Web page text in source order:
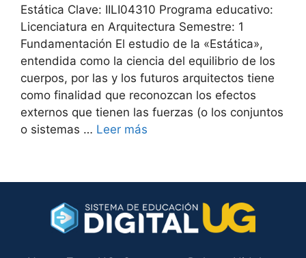
Estática Clave: IILI04310 Programa educativo:
Licenciatura en Arquitectura Semestre: 1
Fundamentación El estudio de la «Estática»,
entendida como la ciencia del equilibrio de los
cuerpos, por las y los futuros arquitectos tiene
como finalidad que reconozcan los efectos
externos que tienen las fuerzas (o los conjuntos
o sistemas … Leer más